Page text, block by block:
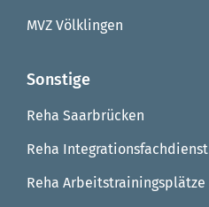
MVZ Völklingen
Sonstige
Reha Saarbrücken
Reha Integrationsfachdienst
Reha Arbeitstrainingsplätze